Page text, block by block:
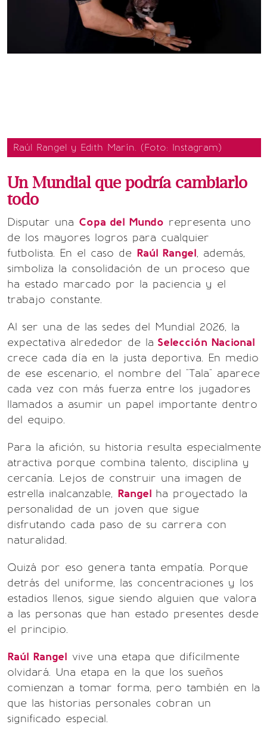
Raúl Rangel y Edith Marín. (Foto: Instagram)
Un Mundial que podría cambiarlo
todo
Disputar una Copa del Mundo representa uno
de los mayores logros para cualquier
futbolista. En el caso de Raúl Rangel, además,
simboliza la consolidación de un proceso que
ha estado marcado por la paciencia y el
trabajo constante.
Al ser una de las sedes del Mundial 2026, la
expectativa alrededor de la Selección Nacional
crece cada día en la justa deportiva. En medio
de ese escenario, el nombre del "Tala" aparece
cada vez con más fuerza entre los jugadores
llamados a asumir un papel importante dentro
del equipo.
Para la afición, su historia resulta especialmente
atractiva porque combina talento, disciplina y
cercanía. Lejos de construir una imagen de
estrella inalcanzable, Rangel ha proyectado la
personalidad de un joven que sigue
disfrutando cada paso de su carrera con
naturalidad.
Quizá por eso genera tanta empatía. Porque
detrás del uniforme, las concentraciones y los
estadios llenos, sigue siendo alguien que valora
a las personas que han estado presentes desde
el principio.
Raúl Rangel vive una etapa que difícilmente
olvidará. Una etapa en la que los sueños
comienzan a tomar forma, pero también en la
que las historias personales cobran un
significado especial.